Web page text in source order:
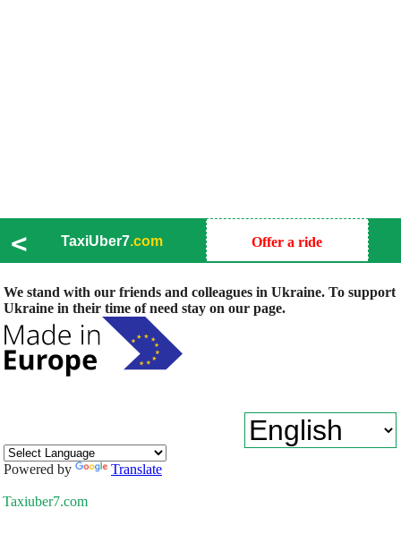
< TaxiUber7.com Offer a ride
We stand with our friends and colleagues in Ukraine. To support
Ukraine in their time of need stay on our page.
Powered by Translate
Taxiuber7.com